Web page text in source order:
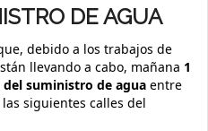
DE AGUA
debido a los trabajos de
llevando a cabo, mañana 1
suministro de agua entre
siguientes calles del